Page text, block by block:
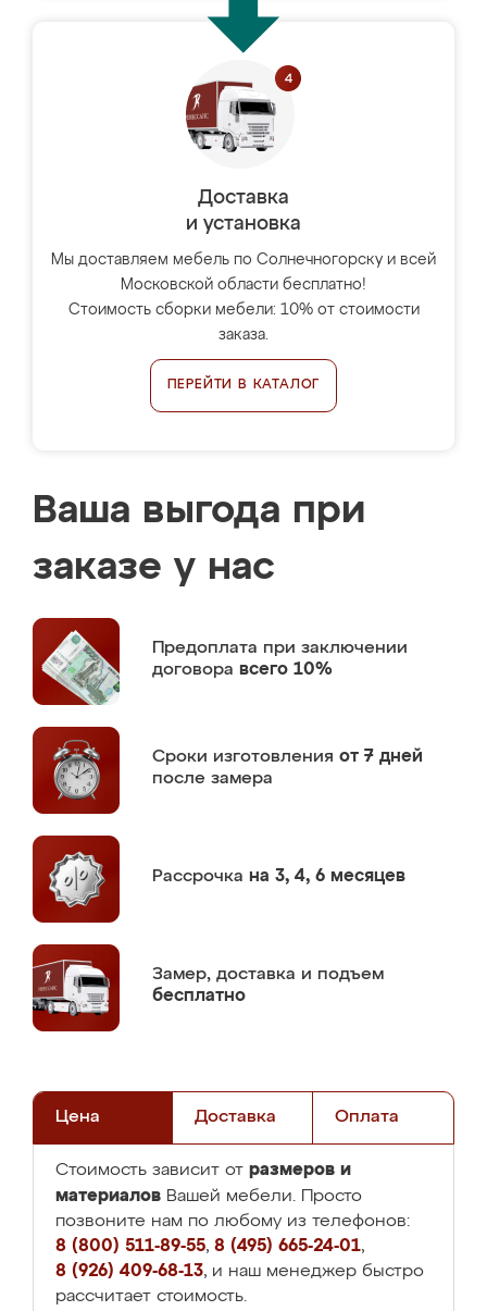
Доставка
и установка
Мы доставляем мебель по Солнечногорску и всей
Московской области бесплатно!
Стоимость сборки мебели: 10% от стоимости
заказа.
ПЕРЕЙТИ В КАТАЛОГ
Ваша выгода при
заказе у нас
Предоплата при заключении
договора всего 10%
Сроки изготовления от 7 дней
после замера
Рассрочка на 3, 4, 6 месяцев
Замер, доставка и подъем
бесплатно
Цена Доставка Оплата
Стоимость зависит от размеров и
материалов Вашей мебели. Просто
позвоните нам по любому из телефонов:
8 (800) 511-89-55, 8 (495) 665-24-01,
8 (926) 409-68-13, и наш менеджер быстро
рассчитает стоимость.